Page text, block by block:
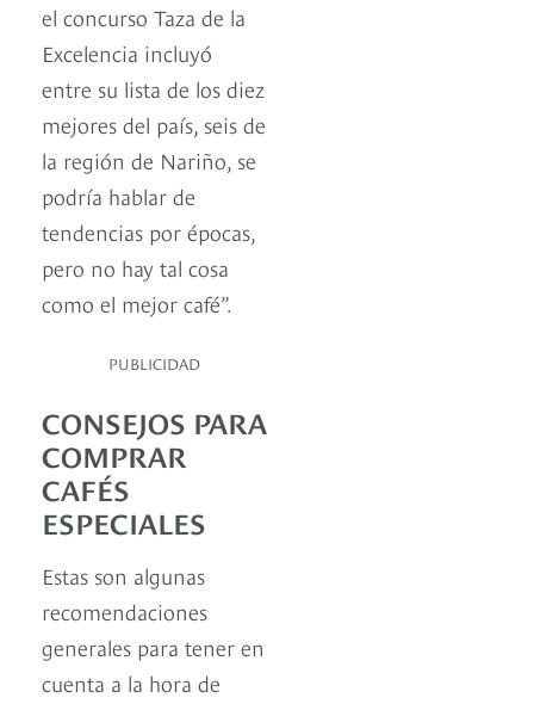
el concurso Taza de la
Excelencia incluyó
entre su lista de los diez
mejores del país, seis de
la región de Nariño, se
podría hablar de
tendencias por épocas,
pero no hay tal cosa
como el mejor café”.
PUBLICIDAD
CONSEJOS PARA
COMPRAR
CAFÉS
ESPECIALES
Estas son algunas
recomendaciones
generales para tener en
cuenta a la hora de